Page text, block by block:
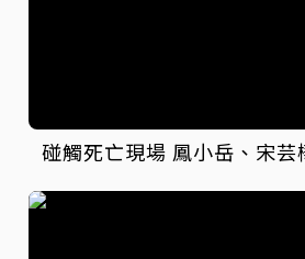
碰觸死亡現場 鳳小岳、宋芸